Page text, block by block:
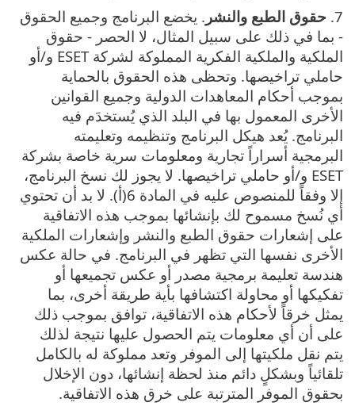
7. حقوق الطبع والنشر . يخضع البرنامج وجميع الحقوق
- بما في ذلك على سبيل المثال، لا الحصر - حقوق
الملكية والملكية الفكرية المملوكة لشركة ESET و/أو
حاملي تراخيصها. وتحظى هذه الحقوق بالحماية
بموجب أحكام المعاهدات الدولية وجميع القوانين
الأخرى المعمول بها في البلد الذي يُستخدَم فيه
البرنامج. يُعد هيكل البرنامج وتنظيمه وتعليمته
البرمجية أسراراً تجارية ومعلومات سرية خاصة بشركة
ESET و/أو حاملي تراخيصها. لا يجوز لك نسخ البرنامج،
إلا وفقاً للمنصوص عليه في المادة 6(أ). لا بد أن تحتوي
أي نُسخ مسموح لك بإنشائها بموجب هذه الاتفاقية
على إشعارات حقوق الطبع والنشر وإشعارات الملكية
الأخرى نفسها التي تظهر في البرنامج. في حالة عكس
هندسة تعليمة برمجية مصدر أو عكس تجميعها أو
تفكيكها أو محاولة اكتشافها بأية طريقة أخرى، بما
يمثل خرقاً لأحكام هذه الاتفاقية، توافق بموجب ذلك
على أن أي معلومات يتم الحصول عليها نتيجة لذلك
يتم نقل ملكيتها إلى الموفر وتعد مملوكة له بالكامل
تلقائياً وبشكلٍ دائم منذ لحظة إنشائها، دون الإخلال
بحقوق الموفر المترتبة على خرق هذه الاتفاقية‎.